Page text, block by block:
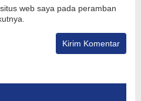
web saya pada peramban